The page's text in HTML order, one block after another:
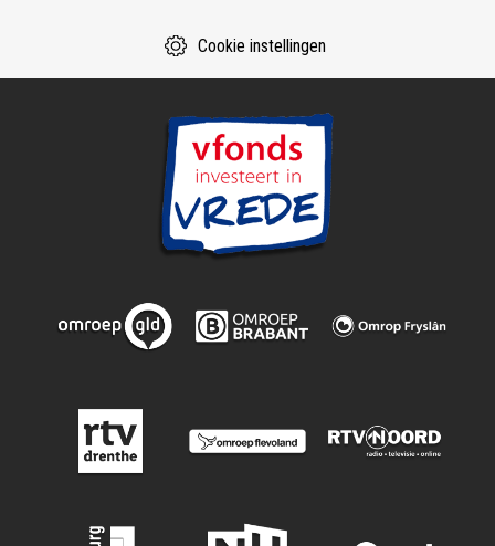
Cookie instellingen